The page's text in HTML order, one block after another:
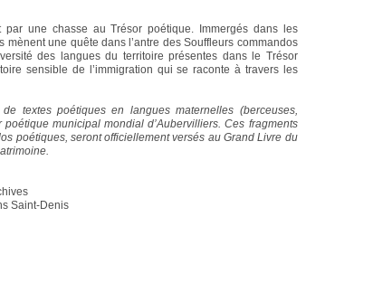
par une chasse au Trésor poétique. Immergés dans les
une quête dans l’antre des Souffleurs commandos
des langues du territoire présentes dans le Trésor
sensible de l’immigration qui se raconte à travers les
textes poétiques en langues maternelles (berceuses,
municipal mondial d’Aubervilliers. Ces fragments
poétiques, seront officiellement versés au Grand Livre du
Saint-Denis